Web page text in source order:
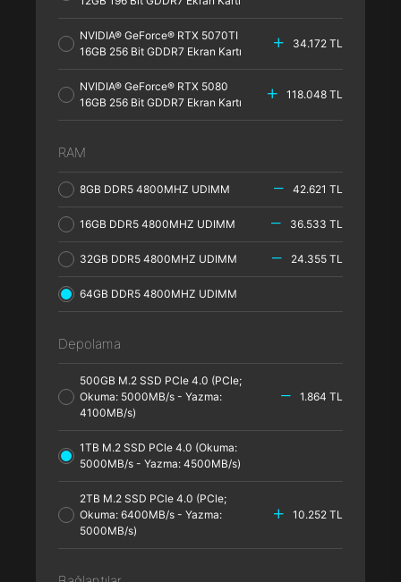
NVIDIA® GeForce® RTX 5070TI
16GB 256 Bit GDDR7 Ekran Kartı
34.172 TL
NVIDIA® GeForce® RTX 5080
16GB 256 Bit GDDR7 Ekran Kartı
118.048 TL
RAM
8GB DDR5 4800MHZ UDIMM 42.621 TL
16GB DDR5 4800MHZ UDIMM 36.533 TL
32GB DDR5 4800MHZ UDIMM 24.355 TL
64GB DDR5 4800MHZ UDIMM
Depolama
500GB M.2 SSD PCle 4.0 (PCle;
Okuma: 5000MB/s - Yazma:
4100MB/s)
1.864 TL
1TB M.2 SSD PCle 4.0 (Okuma:
5000MB/s - Yazma: 4500MB/s)
2TB M.2 SSD PCle 4.0 (PCle;
Okuma: 6400MB/s - Yazma:
5000MB/s)
10.252 TL